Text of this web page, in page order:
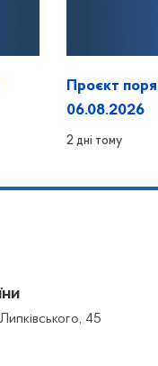
Проєкт
06.08.2026
2 дні тому
45